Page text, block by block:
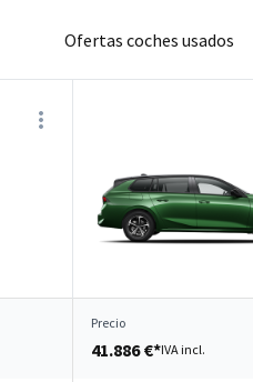
Ofertas coches usados
Precio
41.886 €*IVA incl.